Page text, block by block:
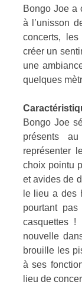
Bongo Joe a
à l’unisson
concerts,
créer un
une
quelques
Bongo Joe
présents
représenter
choix pointu
et avides de
le lieu a des
pourtant
casquettes !
nouvelle
brouille les
à ses
lieu de